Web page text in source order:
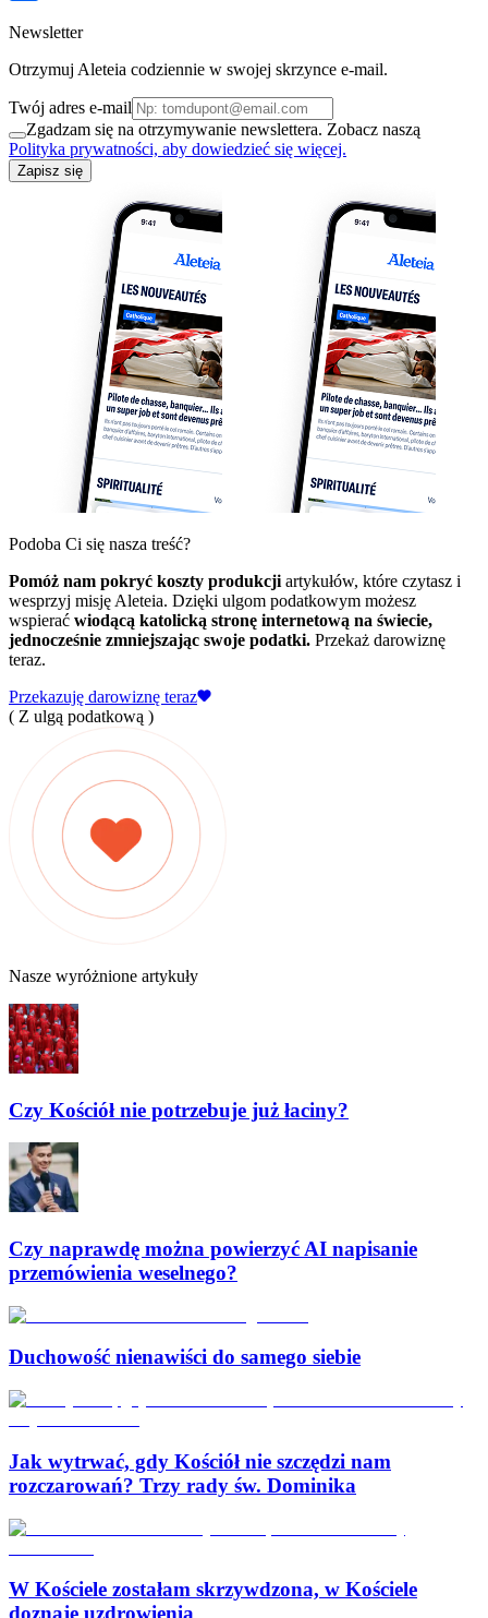
Newsletter
Otrzymuj Aleteia codziennie w swojej skrzynce e-mail.
Twój adres e-mail
Zgadzam się na otrzymywanie newslettera. Zobacz naszą
Polityka prywatności, aby dowiedzieć się więcej.
Zapisz się
Podoba Ci się nasza treść?
Pomóż nam pokryć koszty produkcji artykułów, które czytasz i
wesprzyj misję Aleteia. Dzięki ulgom podatkowym możesz
wspierać wiodącą katolicką stronę internetową na świecie,
jednocześnie zmniejszając swoje podatki. Przekaż darowiznę
teraz.
Przekazuję darowiznę teraz
( Z ulgą podatkową )
Nasze wyróżnione artykuły
Czy Kościół nie potrzebuje już łaciny?
Czy naprawdę można powierzyć AI napisanie
przemówienia weselnego?
Duchowość nienawiści do samego siebie
Jak wytrwać, gdy Kościół nie szczędzi nam
rozczarowań? Trzy rady św. Dominika
W Kościele zostałam skrzywdzona, w Kościele
doznaję uzdrowienia